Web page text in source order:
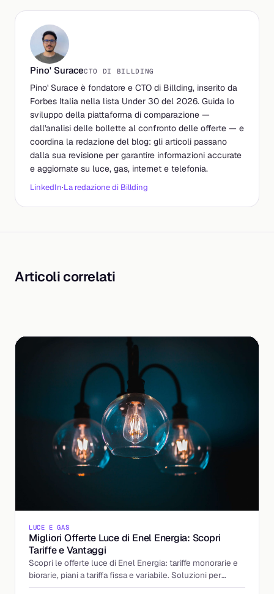
Pino' SuraceCTO DI BILLDING
Pino' Surace è fondatore e CTO di Billding, inserito da
Forbes Italia nella lista Under 30 del 2026. Guida lo
sviluppo della piattaforma di comparazione —
dall'analisi delle bollette al confronto delle offerte — e
coordina la redazione del blog: gli articoli passano
dalla sua revisione per garantire informazioni accurate
e aggiornate su luce, gas, internet e telefonia.
LinkedIn·La redazione di Billding
Articoli correlati
LUCE E GAS
Migliori Offerte Luce di Enel Energia: Scopri
Tariffe e Vantaggi
Scopri le offerte luce di Enel Energia: tariffe monorarie e
biorarie, piani a tariffa fissa e variabile. Soluzioni per
privati e aziende.